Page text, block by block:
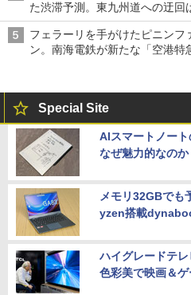
た渋滞予測。東九州道への迂回
フェラーリを手がけたピニンフ
ン。南海電鉄が新たな「空港特
Special Site
AIスマートノー
なぜ魅力的なのか
メモリ32GBでも
yzen搭載
ハイグレードテ
色彩美で映画＆